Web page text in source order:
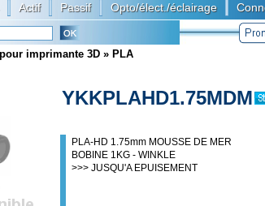
Actif Passif Opto/élect./éclairage
imprimante 3D » PLA
YKKPLAHD1.75MDM
PLA-HD 1.75mm MOUSSE DE MER
BOBINE 1KG - WINKLE
>>> JUSQU'A EPUISEMENT